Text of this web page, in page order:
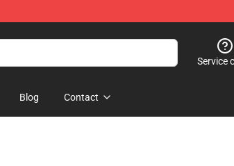
Service
Blog Contact